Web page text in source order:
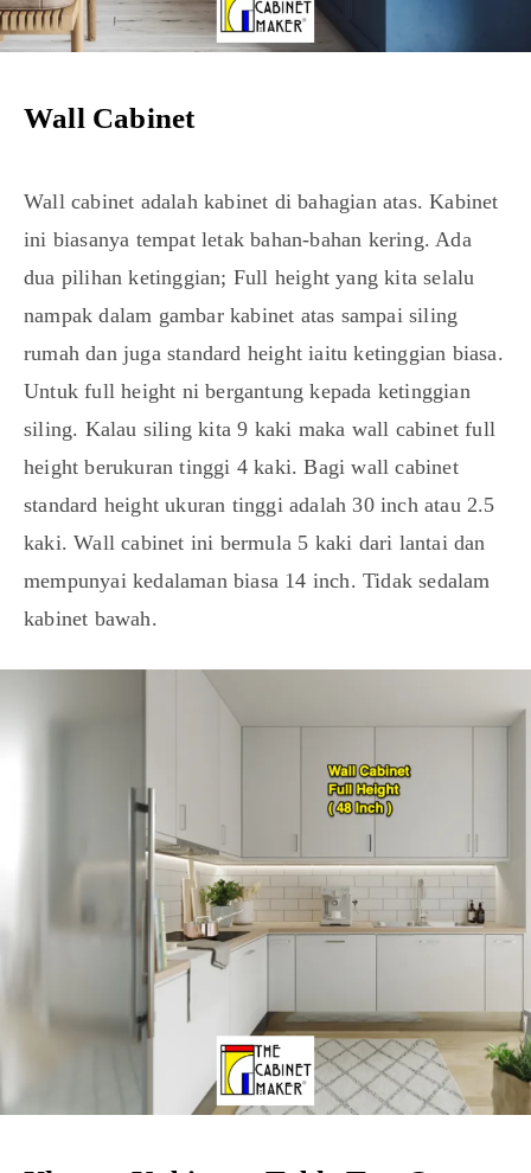
Wall Cabinet
Wall cabinet adalah kabinet di bahagian atas. Kabinet
ini biasanya tempat letak bahan-bahan kering. Ada
dua pilihan ketinggian; Full height yang kita selalu
nampak dalam gambar kabinet atas sampai siling
rumah dan juga standard height iaitu ketinggian biasa.
Untuk full height ni bergantung kepada ketinggian
siling. Kalau siling kita 9 kaki maka wall cabinet full
height berukuran tinggi 4 kaki. Bagi wall cabinet
standard height ukuran tinggi adalah 30 inch atau 2.5
kaki. Wall cabinet ini bermula 5 kaki dari lantai dan
mempunyai kedalaman biasa 14 inch. Tidak sedalam
kabinet bawah.